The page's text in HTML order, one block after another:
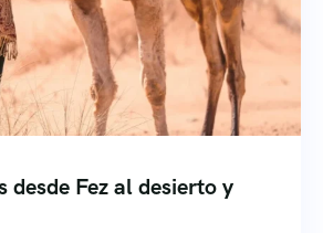
desde Fez al desierto y